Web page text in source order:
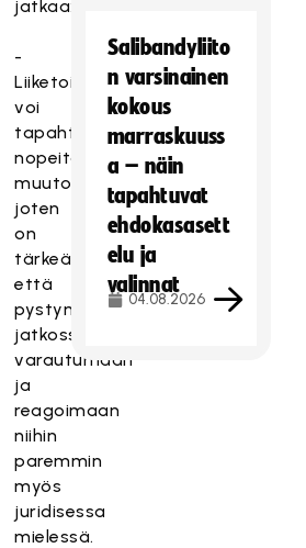
jatkaa:
-
Liiketoimintaympäristössä
voi
tapahtua
nopeitakin
muutoksia,
joten
on
tärkeää,
että
pystymme
jatkossa
varautumaan
ja
reagoimaan
niihin
paremmin
myös
juridisessa
mielessä.
Salibandyliito
n varsinainen
kokous
marraskuuss
a – näin
tapahtuvat
ehdokasasett
elu ja
valinnat
04.08.2026